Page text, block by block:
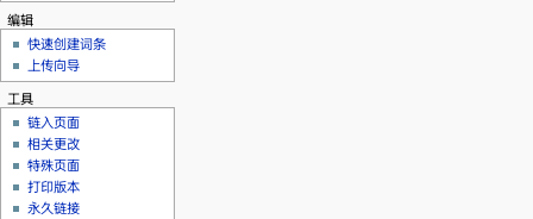
编辑
快速创建词条
上传向导
工具
链入页面
相关更改
特殊页面
打印版本
永久链接